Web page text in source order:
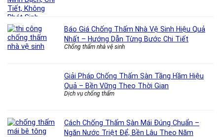
Báo Giá Chống Thấm Nhà Vệ Sinh Hiệu Quả
Nhất – Hướng Dẫn Từng Bước Chi Tiết
Chống thấm nhà vệ sinh
Giải Pháp Chống Thấm Sàn Tầng Hầm Hiệu
Quả – Bền Vững Theo Thời Gian
Dịch vụ chống thấm
Cách Chống Thấm Sàn Mái Đúng Chuẩn –
Ngăn Nước Triệt Để, Bền Lâu Theo Năm